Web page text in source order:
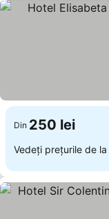
Din 250 lei
Vedeți prețurile de la